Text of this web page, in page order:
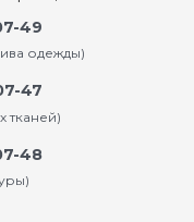
49
одежды)
47
тканей)
48